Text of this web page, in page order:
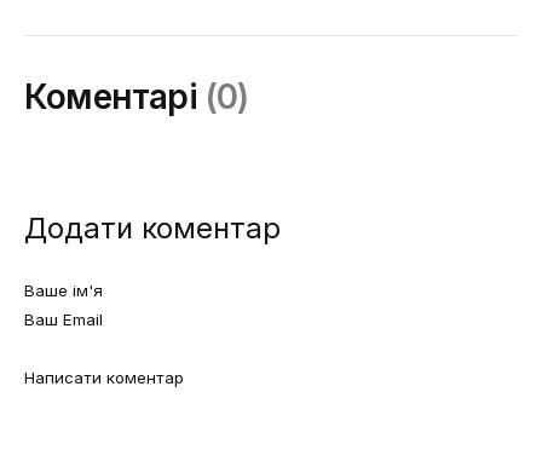
Коментарі (0)
Додати коментар